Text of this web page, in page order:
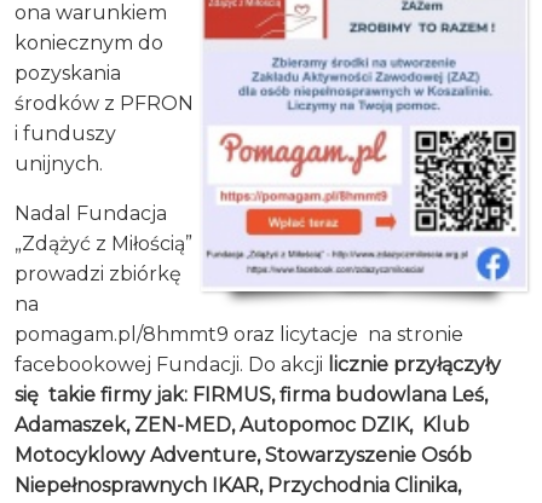
ona warunkiem
koniecznym do
pozyskania
środków z PFRON
i funduszy
unijnych.
Nadal Fundacja
„Zdążyć z Miłością”
prowadzi zbiórkę
na
pomagam.pl/8hmmt9 oraz licytacje na stronie
facebookowej Fundacji. Do akcji licznie przyłączyły
się takie firmy jak: FIRMUS, firma budowlana Leś,
Adamaszek, ZEN-MED, Autopomoc DZIK, Klub
Motocyklowy Adventure, Stowarzyszenie Osób
Niepełnosprawnych IKAR, Przychodnia Clinika,